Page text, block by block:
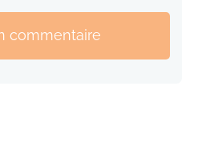
commentaire